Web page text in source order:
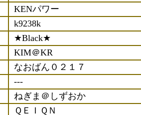
KENパワー
k9238k
★Black★
KIM＠KR
なおばん０２１７
---
ねぎま＠しずおか
ＱＥＩＱＮ